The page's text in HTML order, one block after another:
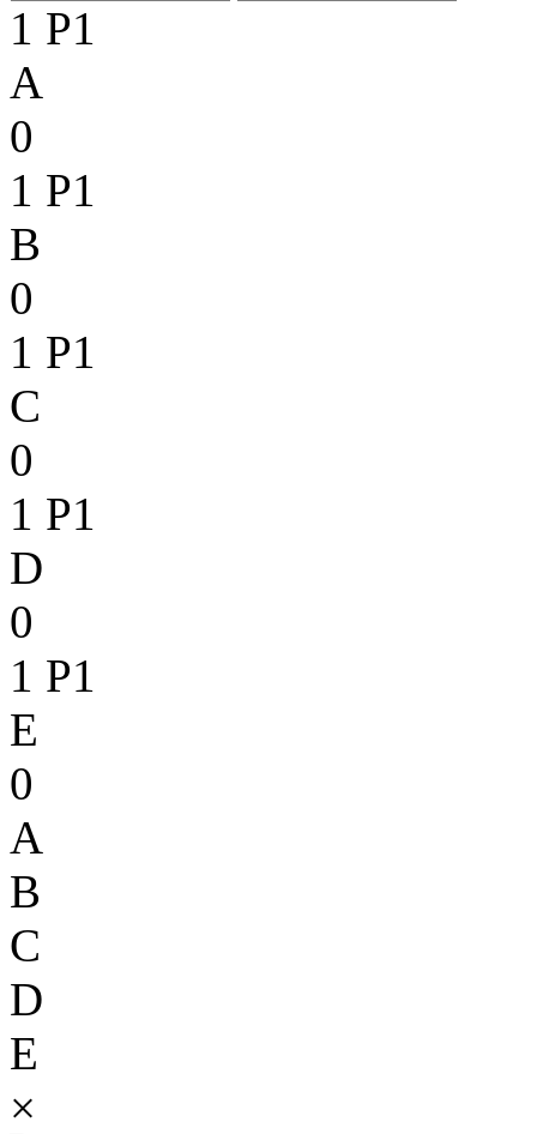
1 P1
A
0
1 P1
B
0
1 P1
C
0
1 P1
D
0
1 P1
E
0
A
B
C
D
E
×